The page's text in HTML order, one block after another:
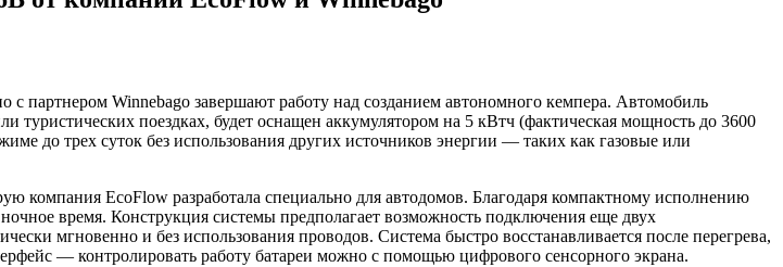
партнером Winnebago завершают работу над созданием автономного кемпера. Автомобиль
поездках, будет оснащен аккумулятором на 5 кВтч (фактическая мощность до 3600
до трех суток без использования других источников энергии — таких как газовые или
компания EcoFlow разработала специально для автодомов. Благодаря компактному исполнению
время. Конструкция системы предполагает возможность подключения еще двух
мгновенно и без использования проводов. Система быстро восстанавливается после перегрева,
— контролировать работу батареи можно с помощью цифрового сенсорного экрана.